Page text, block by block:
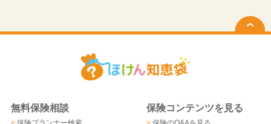
無料保険相談 保険コンテンツを見る